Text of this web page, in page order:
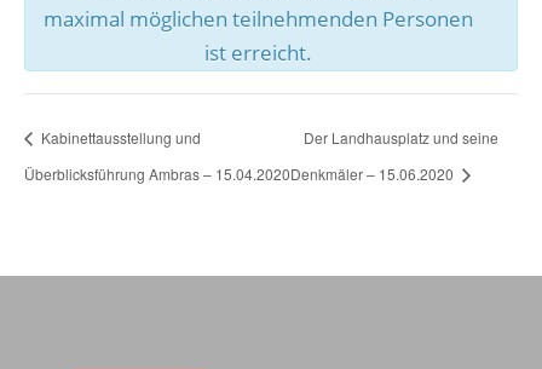
maximal möglichen teilnehmenden Personen
ist erreicht.
Kabinettausstellung und
Überblicksführung Ambras – 15.04.2020
Der Landhausplatz und seine
Denkmäler – 15.06.2020